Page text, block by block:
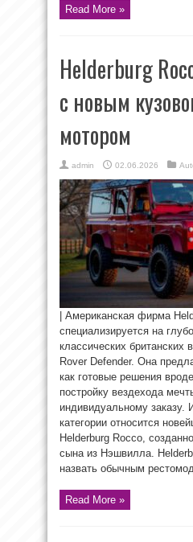
Read More »
Helderburg
с новым
мотором
admin 02.06.2026
| Американская фирма
специализируется на
классических британских
Rover Defender. Она
как готовые решения
постройку вездехода
индивидуальному заказу.
категории относится
Helderburg Rocco,
сына из Нэшвилла.
назвать обычным
Read More »